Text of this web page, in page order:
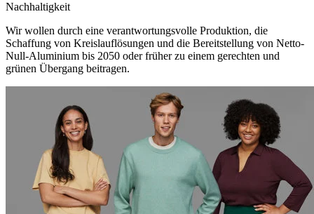
Nachhaltigkeit
Wir wollen durch eine verantwortungsvolle Produktion, die
Schaffung von Kreislauflösungen und die Bereitstellung von Netto-
Null-Aluminium bis 2050 oder früher zu einem gerechten und
grünen Übergang beitragen.